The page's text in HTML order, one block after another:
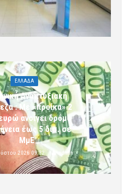
ΕΛΛΑΔΑ
Αναπτυξιακή
: Με «προίκα» 2
ανοίγει δρόμο
έως 5 δισ. σε
ΜμΕ
2026 09:32 admin